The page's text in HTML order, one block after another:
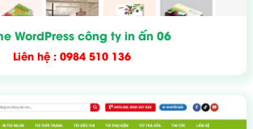
WordPress công ty in ấn 06
Liên hệ : 0984 510 136